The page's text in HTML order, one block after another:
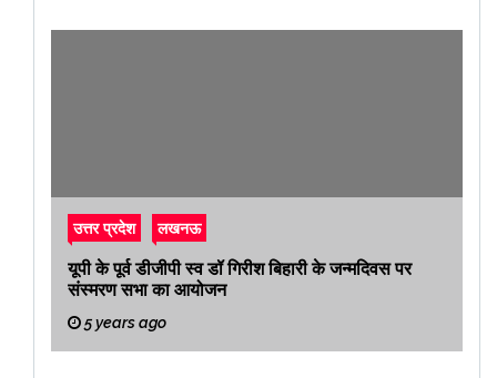
उत्तर प्रदेश लखनऊ
यूपी के पूर्व डीजीपी स्व डॉ गिरीश बिहारी के जन्मदिवस पर
संस्मरण सभा का आयोजन
5 years ago